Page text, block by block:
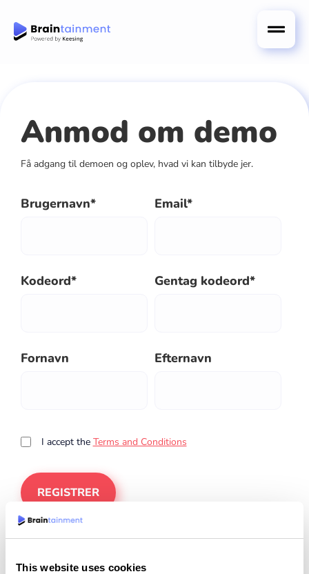
This website uses cookies
Anmod om demo
Få adgang til demoen og oplev, hvad vi kan tilbyde jer.
Brugernavn Email
Kodeord Gentag kodeord
Fornavn Efternavn
I accept the Terms and Conditions
Har du allerede en konto?Log ind